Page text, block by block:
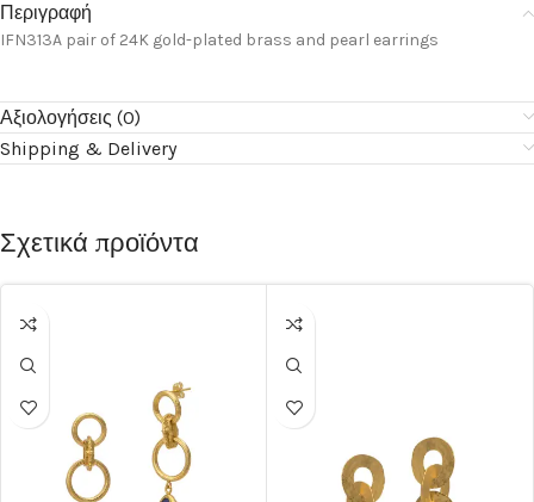
Περιγραφή
IFN313A pair of 24K gold-plated brass and pearl earrings
Αξιολογήσεις (0)
Shipping & Delivery
Σχετικά προϊόντα